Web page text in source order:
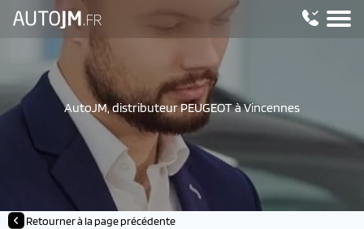
AutoJM, distributeur PEUGEOT à Vincennes
Retourner à la page précédente